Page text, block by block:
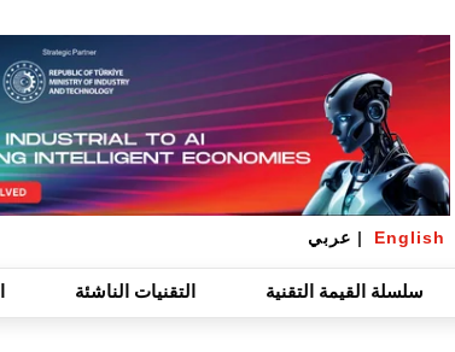
English
| عربي
سلسلة القيمة التقنية التقنيات الناشئة